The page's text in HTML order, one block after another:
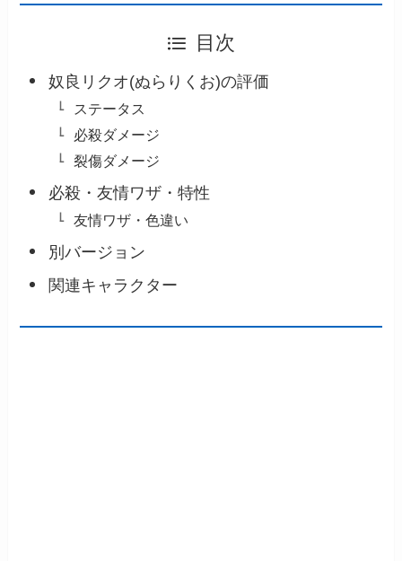
目次
奴良リクオ(ぬらりくお)の評価
ステータス
必殺ダメージ
裂傷ダメージ
必殺・友情ワザ・特性
友情ワザ・色違い
別バージョン
関連キャラクター